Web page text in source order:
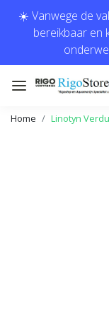
☀️ Vanwege de
bereikbaar en
Home Linotyn